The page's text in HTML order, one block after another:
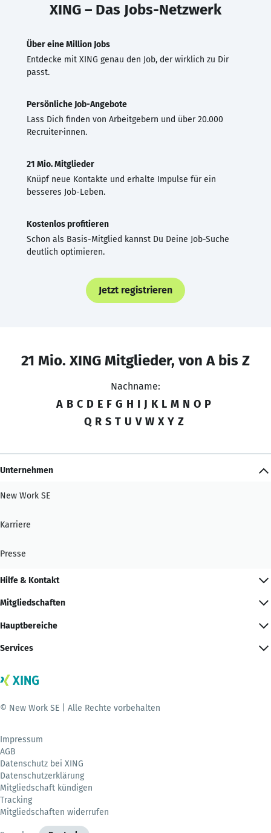
XING – Das Jobs-Netzwerk
Über eine Million Jobs
Entdecke mit XING genau den Job, der wirklich zu Dir
passt.
Persönliche Job-Angebote
Lass Dich finden von Arbeitgebern und über 20.000
Recruiter·innen.
21 Mio. Mitglieder
Knüpf neue Kontakte und erhalte Impulse für ein
besseres Job-Leben.
Kostenlos profitieren
Schon als Basis-Mitglied kannst Du Deine Job-Suche
deutlich optimieren.
Jetzt registrieren
21 Mio. XING Mitglieder, von A bis Z
Nachname:
A B C D E F G H I J K L M N O P
Q R S T U V W X Y Z
Unternehmen
New Work SE
Karriere
Presse
Hilfe & Kontakt
Mitgliedschaften
Hauptbereiche
Services
© New Work SE | Alle Rechte vorbehalten
Impressum
AGB
Datenschutz bei XING
Datenschutzerklärung
Mitgliedschaft kündigen
Tracking
Mitgliedschaften widerrufen